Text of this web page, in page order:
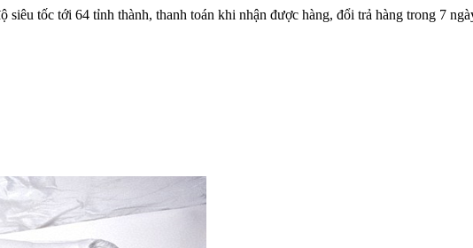
tốc tới 64 tỉnh thành, thanh toán khi nhận được hàng, đổi trả hàng trong 7